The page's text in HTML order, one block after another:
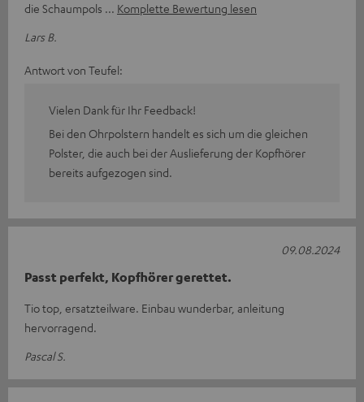
die Schaumpols
Komplette Bewertung lesen
Lars B.
Antwort von Teufel:
Vielen Dank für Ihr Feedback!
Bei den Ohrpolstern handelt es sich um die gleichen
Polster, die auch bei der Auslieferung der Kopfhörer
bereits aufgezogen sind.
Passt perfekt, Kopfhörer gerettet.
Tio top, ersatzteilware. Einbau wunderbar, anleitung
hervorragend.
Pascal S.
09.08.2024